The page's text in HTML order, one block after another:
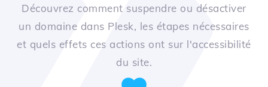
Découvrez comment suspendre ou désactiver
un domaine dans Plesk, les étapes nécessaires
et quels effets ces actions ont sur l'accessibilité
du site.